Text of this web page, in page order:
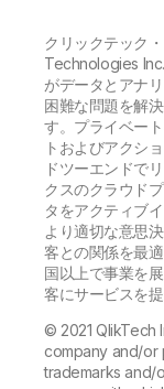
クリックテック
Technologies
がデータとアナ
困難な問題を解
す。プライベー
トおよびアクシ
ドツーエンドで
クスのクラウド
タをアクティブ
より適切な意思
客との関係を最
国以上で事業を
客にサービスを提
© 2021 QlikTech
company and/or
trademarks and/